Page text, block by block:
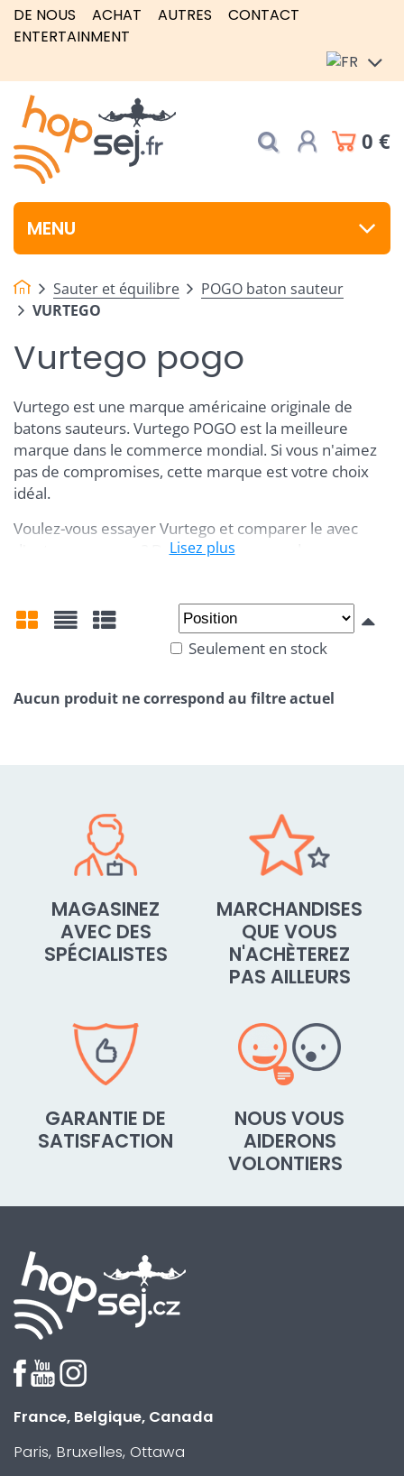
DE NOUS ACHAT AUTRES
CONTACT
ENTERTAINMENT
0 €
MENU
Sauter et équilibre
POGO baton sauteur
VURTEGO
Vurtego pogo
Vurtego est une marque américaine originale de
batons sauteurs. Vurtego POGO est la meilleure
marque dans le commerce mondial. Si vous n'aimez
pas de compromises, cette marque est votre choix
idéal.
Voulez-vous essayer Vurtego et comparer le avec
d'autres marques ? Donnez-vous un rendez-vous avec
options
Allow always - agree with cookie
type: Functional
Lisez plus
Seulement en stock
MAGASINEZ
AVEC DES
SPÉCIALISTES
MARCHANDISES
QUE VOUS
N'ACHÈTEREZ
PAS AILLEURS
GARANTIE DE
SATISFACTION
NOUS VOUS
AIDERONS
VOLONTIERS
France, Belgique, Canada
Paris, Bruxelles, Ottawa